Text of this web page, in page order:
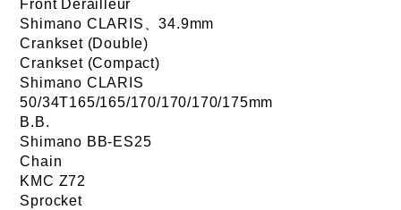
Front Derailleur
Shimano CLARIS、34.9mm
Crankset (Double)
Crankset (Compact)
Shimano CLARIS
50/34T165/165/170/170/170/175mm
B.B.
Shimano BB-ES25
Chain
KMC Z72
Sprocket